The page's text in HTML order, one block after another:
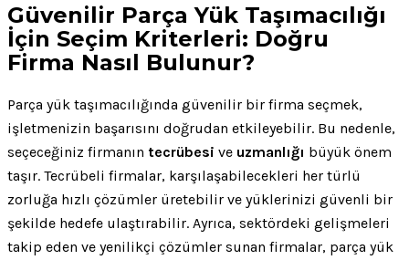
Güvenilir Parça Yük Taşımacılığı
İçin Seçim Kriterleri: Doğru
Firma Nasıl Bulunur?
Parça yük taşımacılığında güvenilir bir firma seçmek,
işletmenizin başarısını doğrudan etkileyebilir. Bu nedenle,
seçeceğiniz firmanın tecrübesi ve uzmanlığı büyük önem
taşır. Tecrübeli firmalar, karşılaşabilecekleri her türlü
zorluğa hızlı çözümler üretebilir ve yüklerinizi güvenli bir
şekilde hedefe ulaştırabilir. Ayrıca, sektördeki gelişmeleri
takip eden ve yenilikçi çözümler sunan firmalar, parça yük